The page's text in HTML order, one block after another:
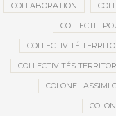
COLLABORATION
COLLECTIF
COLLECTIVITÉ
COLLECTIVITÉS
COLONEL ASSIMI